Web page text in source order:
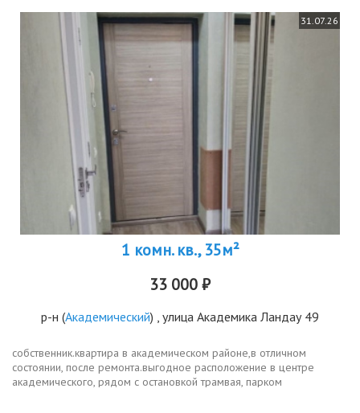
31.07.26
1 комн. кв., 35м²
33 000 ₽
р-н (Академический) , улица Академика Ландау 49
собственник.квартира в академическом районе,в отличном
состоянии, после ремонта.выгодное расположение в центре
академического, рядом с остановкой трамвая, парком